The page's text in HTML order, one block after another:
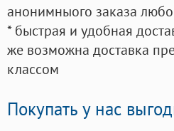
анонимныого заказа
* быстрая и удобная
же возможна доставка
классом
Покупать у нас